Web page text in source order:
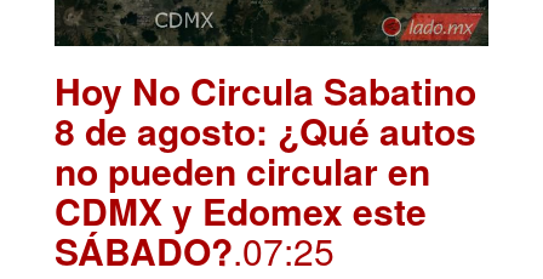
Hoy No Circula Sabatino
8 de agosto: ¿Qué autos
no pueden circular en
CDMX y Edomex este
SÁBADO?.07:25